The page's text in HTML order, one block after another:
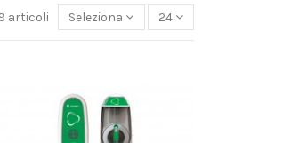
articoli Seleziona 24